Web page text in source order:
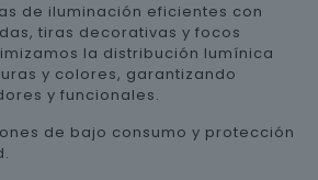
de iluminación eficientes con
tiras decorativas y focos
la distribución lumínica
y colores, garantizando
y funcionales.
de bajo consumo y protección